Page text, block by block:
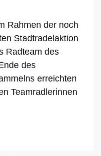
Rahmen der noch
Stadtradelaktion
Radteam des
des
erreichten
Teamradlerinnen